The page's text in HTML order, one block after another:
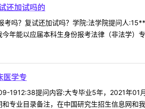
还加试吗的
考吗？复试还加试吗？学院:法学院提问人
年能以应届本科生身份报考法律（非法学）
医学专
提问内容:大专毕业5年，2021年01
专业目录备注，在中国研究生招生信息网和